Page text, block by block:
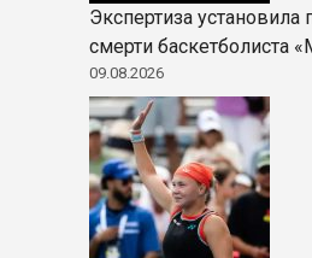
Экспертиза установила
смерти баскетболиста
09.08.2026